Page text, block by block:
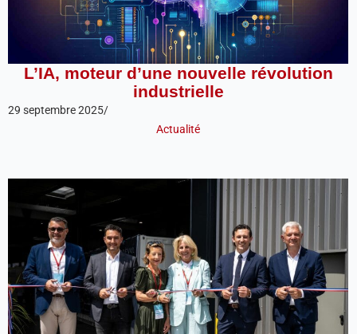
L’IA, moteur d’une nouvelle révolution
industrielle
29 septembre 2025/
Actualité